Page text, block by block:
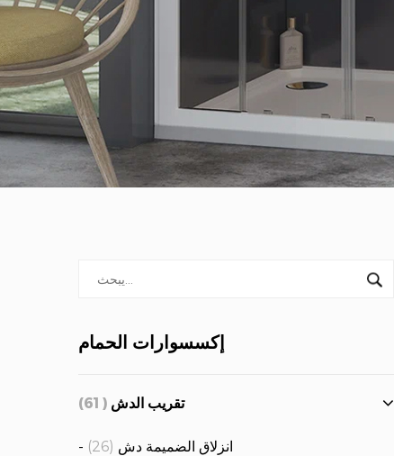
إكسسوارات الحمام
تقريب الدش (61)
- انزلاق الضميمة دش (26)